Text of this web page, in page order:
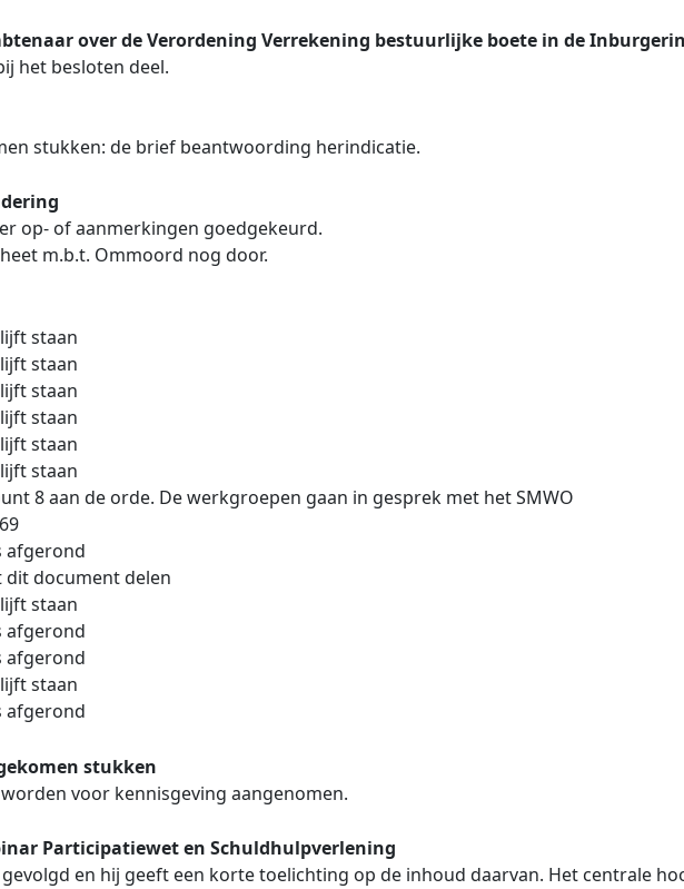
over de Verordening Verrekening bestuurlijke boete in de
het besloten deel.
stukken: de brief beantwoording herindicatie.
op- of aanmerkingen goedgekeurd.
m.b.t. Ommoord nog door.
staan
staan
staan
staan
staan
staan
8 aan de orde. De werkgroepen gaan in gesprek met het SMWO
afgerond
dit document delen
staan
afgerond
afgerond
staan
afgerond
stukken
voor kennisgeving aangenomen.
Participatiewet en Schuldhulpverlening
en hij geeft een korte toelichting op de inhoud daarvan. Het centrale